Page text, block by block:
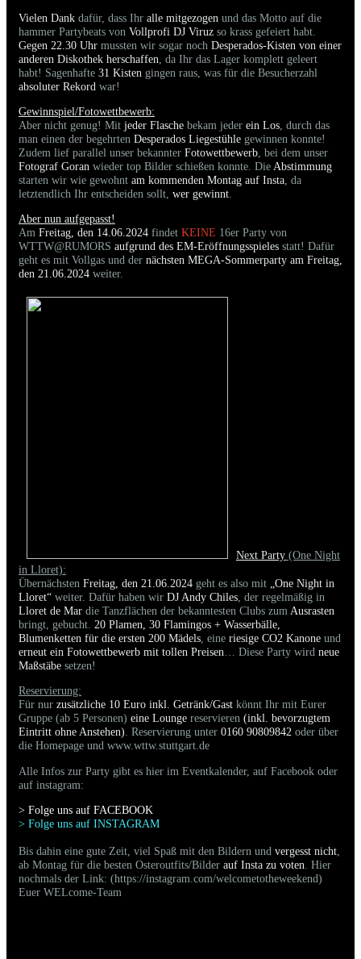
Vielen Dank dafür, dass Ihr alle mitgezogen und das Motto auf die
hammer Partybeats von Vollprofi DJ Viruz so krass gefeiert habt.
Gegen 22.30 Uhr mussten wir sogar noch Desperados-Kisten von einer
anderen Diskothek herschaffen , da Ihr das Lager komplett geleert
habt! Sagenhafte 31 Kisten gingen raus, was für die Besucherzahl
absoluter Rekord war!
Gewinnspiel/Fotowettbewerb:
Aber nicht genug! Mit jeder Flasche bekam jeder ein Los , durch das
man einen der begehrten Desperados Liegestühle gewinnen konnte!
Zudem lief parallel unser bekannter Fotowettbewerb , bei dem unser
Fotograf Goran wieder top Bilder schießen konnte. Die Abstimmung
starten wir wie gewohnt am kommenden Montag auf Insta , da
letztendlich Ihr entscheiden sollt, wer gewinnt
Aber nun aufgepasst!
Am Freitag, den 14.06.2024 findet KEINE 16er Party von
WTTW@RUMORS aufgrund des EM-Eröffnungsspieles statt! Dafür
geht es mit Vollgas und der nächsten MEGA-Sommerparty am Freitag,
den 21.06.2024 weiter.
Next Party (One Night
in Lloret):
Übernächsten Freitag, den 21.06.2024 geht es also mit
„One Night in
Lloret“ weiter. Dafür haben wir DJ Andy Chiles , der regelmäßig in
Lloret de Mar die Tanzflächen der bekanntesten Clubs zum Ausrasten
bringt, gebucht. 20 Plamen, 30 Flamingos + Wasserbälle,
Blumenketten für die ersten 200 Mädels , eine riesige CO2 Kanone und
erneut ein Fotowettbewerb mit tollen Preisen … Diese Party wird neue
Maßstäbe setzen!
Reservierung:
Für nur zusätzliche 10 Euro inkl. Getränk/Gast könnt Ihr mit Eurer
Gruppe (ab 5 Personen) eine Lounge reservieren (inkl. bevorzugtem
Eintritt ohne Anstehen) . Reservierung unter 0160 90809842 oder über
die Homepage und www.wttw.stuttgart.de
Alle Infos zur Party gibt es hier im Eventkalender, auf Facebook oder
auf instagram:
> Folge uns auf FACEBOOK
> Folge uns auf INSTAGRAM
Bis dahin eine gute Zeit, viel Spaß mit den Bildern und vergesst nicht
ab Montag für die besten Osteroutfits/Bilder auf Insta zu voten . Hier
nochmals der Link: (https://instagram.com/welcometotheweekend)
Euer WELcome-Team